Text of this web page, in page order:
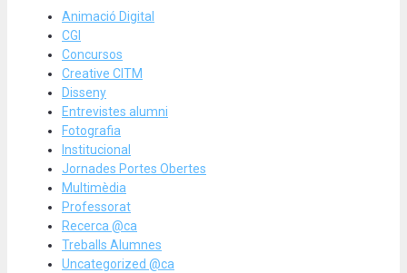
Animació Digital
CGI
Concursos
Creative CITM
Disseny
Entrevistes alumni
Fotografia
Institucional
Jornades Portes Obertes
Multimèdia
Professorat
Recerca @ca
Treballs Alumnes
Uncategorized @ca